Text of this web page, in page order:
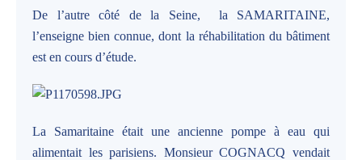
De l’autre côté de la Seine, la SAMARITAINE,
l’enseigne bien connue, dont la réhabilitation du bâtiment
est en cours d’étude.
La Samaritaine était une ancienne pompe à eau qui
alimentait les parisiens. Monsieur COGNACQ vendait